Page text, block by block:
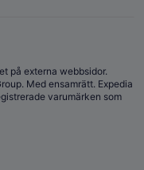
på externa webbsidor.
Med ensamrätt. Expedia
varumärken som